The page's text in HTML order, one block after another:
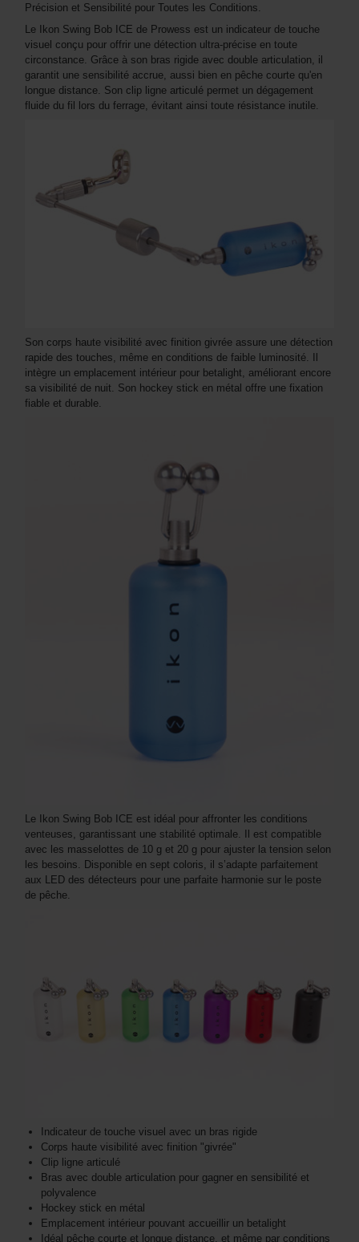
Précision et Sensibilité pour Toutes les Conditions.
Le Ikon Swing Bob ICE de Prowess est un indicateur de touche
visuel conçu pour offrir une détection ultra-précise en toute
circonstance. Grâce à son bras rigide avec double articulation, il
garantit une sensibilité accrue, aussi bien en pêche courte qu'en
longue distance. Son clip ligne articulé permet un dégagement
fluide du fil lors du ferrage, évitant ainsi toute résistance inutile.
Son corps haute visibilité avec finition givrée assure une détection
rapide des touches, même en conditions de faible luminosité. Il
intègre un emplacement intérieur pour betalight, améliorant encore
sa visibilité de nuit. Son hockey stick en métal offre une fixation
fiable et durable.
Le Ikon Swing Bob ICE est idéal pour affronter les conditions
venteuses, garantissant une stabilité optimale. Il est compatible
avec les masselottes de 10 g et 20 g pour ajuster la tension selon
les besoins. Disponible en sept coloris, il s’adapte parfaitement
aux LED des détecteurs pour une parfaite harmonie sur le poste
de pêche.
Indicateur de touche visuel avec un bras rigide
Corps haute visibilité avec finition "givrée"
Clip ligne articulé
Bras avec double articulation pour gagner en sensibilité et
polyvalence
Hockey stick en métal
Emplacement intérieur pouvant accueillir un betalight
Idéal pêche courte et longue distance, et même par conditions